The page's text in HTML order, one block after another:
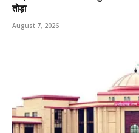
तोड़ा
August 7, 2026